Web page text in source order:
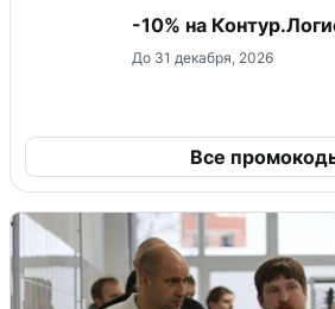
-10% на
До 31 декабря, 2026
Все